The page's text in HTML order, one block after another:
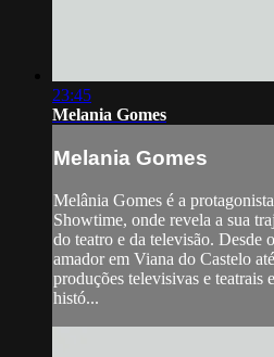
23:45
Melania Gomes
Melania Gomes
Melânia Gomes é a
Showtime, onde revela a sua
do teatro e da televisão. Desde
amador em Viana do Castelo
produções televisivas e teatrais
histó...